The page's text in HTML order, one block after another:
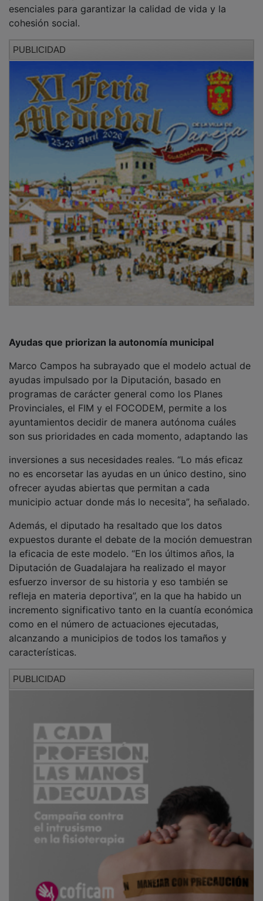
cohesión social.
ayudas impulsado por la Diputación, basado en
programas de carácter general como los Planes
Provinciales, el FIM y el FOCODEM, permite a los
ayuntamientos decidir de manera autónoma cuáles
son sus prioridades en cada momento, adaptando las
no es encorsetar las ayudas en un único destino, sino
ofrecer ayudas abiertas que permitan a cada
municipio actuar donde más lo necesita”, ha señalado.
expuestos durante el debate de la moción demuestran
la eficacia de este modelo. “En los últimos años, la
Diputación de Guadalajara ha realizado el mayor
esfuerzo inversor de su historia y eso también se
refleja en materia deportiva”, en la que ha habido un
incremento significativo tanto en la cuantía económica
como en el número de actuaciones ejecutadas,
alcanzando a municipios de todos los tamaños y
características.